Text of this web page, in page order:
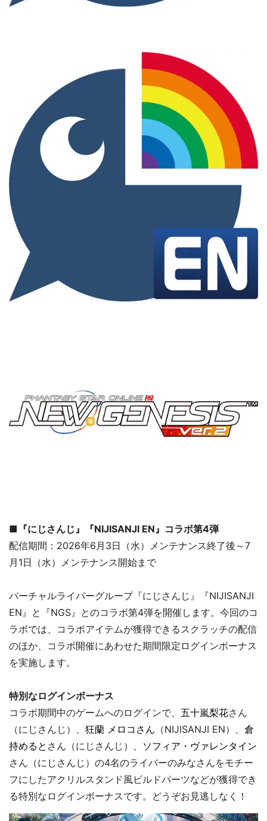
■『にじさんじ』『NIJISANJI EN』コラボ第4弾
配信期間：2026年6月3日（水）メンテナンス終了後～7
月1日（水）メンテナンス開始まで
バーチャルライバーグループ『にじさんじ』『NIJISANJI
EN』と『NGS』とのコラボ第4弾を開催します。今回のコ
ラボでは、コラボアイテムが獲得できるスクラッチの配信
のほか、コラボ開催にあわせた期間限定ログインボーナス
を実施します。
特別なログインボーナス
コラボ期間中のゲームへのログインで、 五十嵐梨花さん
（にじさんじ）、 狂蘭 メロコさん （NIJISANJI EN）、 倉
持めると さん（にじさんじ）、 ソフィア・ヴァレンタイン
さん（にじさんじ）の4名のライバーのみなさんをモチー
フにしたアクリルスタンド風ビルドパーツなどが獲得でき
る特別なログインボーナスです。どうぞお見逃しなく！